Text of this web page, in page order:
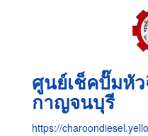
ศูนย์เช็คปั๊มหั
กาญจนบุรี
https://